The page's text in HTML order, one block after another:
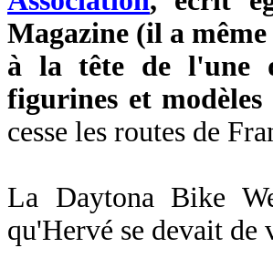
Magazine (il a
à la tête de l'une
figurines et
cesse les routes de
La Daytona Bike
qu'Hervé se devait de